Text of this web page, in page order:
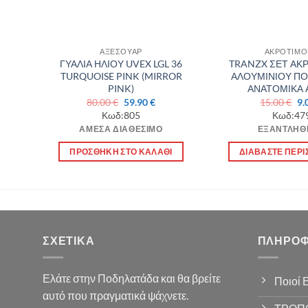
ΑΞΕΣΟΥΑΡ
ΓΥΑΛΙΑ ΗΛΙΟΥ UVEX LGL 36
TURQUOISE PINK (MIRROR
PINK)
80.00€ Original
price
was:
80.00 €.
59.90€Η
είναι:
59.90 €.
Κωδ:805
ΆΜΕΣΑ ΔΙΑΘΈΣΙΜΟ
ΠΡΟΣΘΉΚΗ ΣΤΟ ΚΑΛΆΘΙ
TRANZX ΣΕΤ
ΑΛΟΥΜΙΝΙΟΥ
ΑΝΑΤΟΜΙΚΑ
15.00€
ΔΙΑΒΆΣΤΕ
ΣΧΕΤΙΚΆ
Ελάτε στην Ποδηλατάδα και θα βρείτε
αυτό που πραγματικά ψάχνετε.
Ποιοί